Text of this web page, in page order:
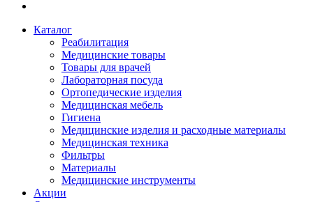
Каталог
Реабилитация
Медицинские товары
Товары для врачей
Лабораторная посуда
Ортопедические изделия
Медицинская мебель
Гигиена
Медицинские изделия и расходные материалы
Медицинская техника
Фильтры
Материалы
Медицинские инструменты
Акции